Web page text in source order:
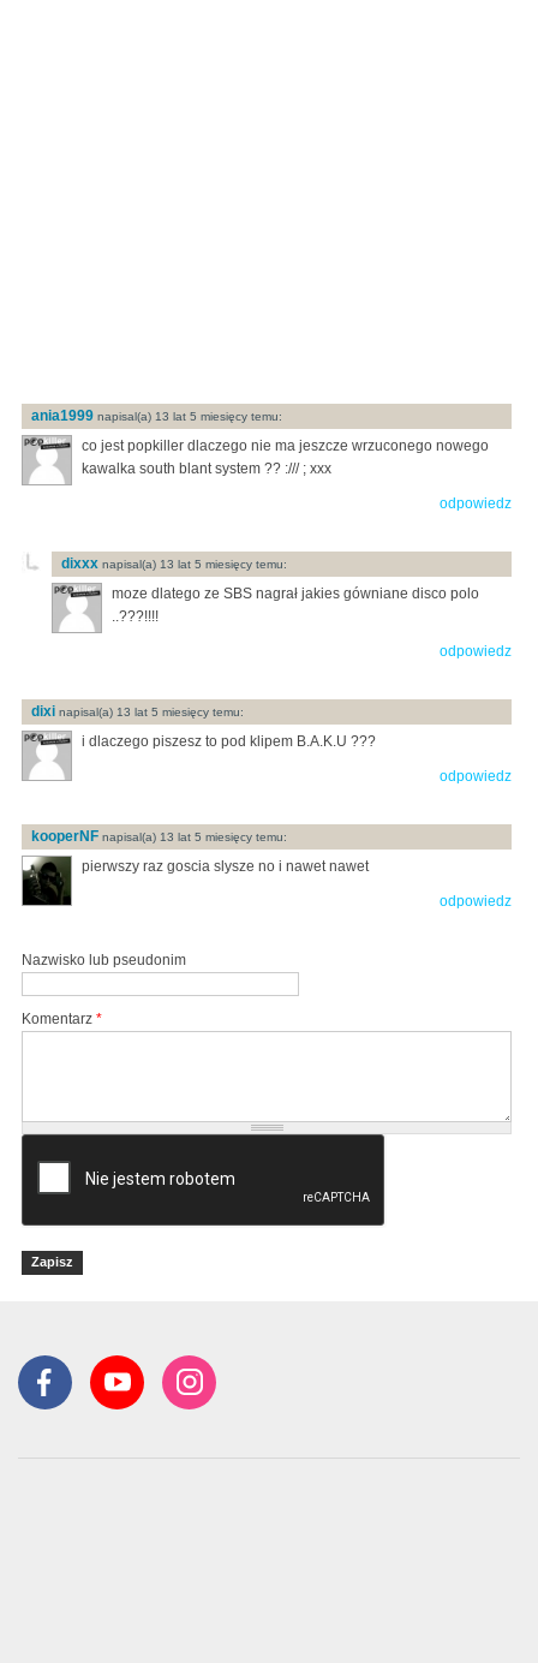
ania1999 napisal(a) 13 lat 5 miesięcy temu:
co jest popkiller dlaczego nie ma jeszcze wrzuconego nowego
kawalka south blant system ?? :/// ; xxx
odpowiedz
dixxx napisal(a) 13 lat 5 miesięcy temu:
moze dlatego ze SBS nagrał jakies gówniane disco polo
..???!!!!
odpowiedz
dixi napisal(a) 13 lat 5 miesięcy temu:
i dlaczego piszesz to pod klipem B.A.K.U ???
odpowiedz
kooperNF napisal(a) 13 lat 5 miesięcy temu:
pierwszy raz goscia slysze no i nawet nawet
odpowiedz
Nazwisko lub pseudonim
Komentarz *